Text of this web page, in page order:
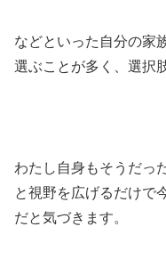
などといった自分の家
選ぶことが多く、選択
わたし自身もそうだっ
と視野を広げるだけで
だと気づきます。